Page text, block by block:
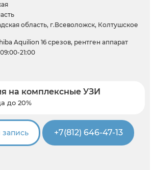
область, г.Всеволожск, Колтушское
Aquilion 16 срезов, рентген аппарат
09:00-21:00
на комплексные УЗИ
до 20%
+7(812) 646-47-13